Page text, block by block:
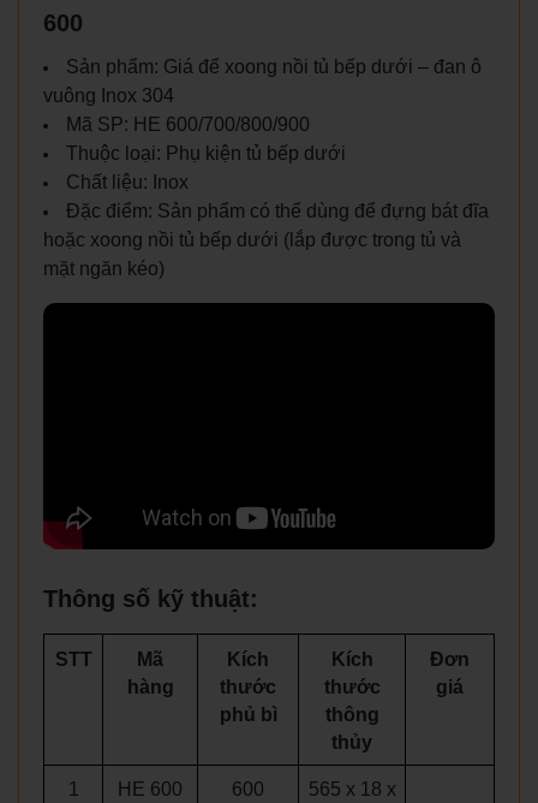
600
Sản phẩm: Giá để xoong nồi tủ bếp dưới – đan ô
vuông Inox 304
Mã SP: HE 600/700/800/900
Thuộc loại: Phụ kiện tủ bếp dưới
Chất liệu: Inox
Đặc điểm: Sản phẩm có thể dùng để đựng bát đĩa
hoặc xoong nồi tủ bếp dưới (lắp được trong tủ và
mặt ngăn kéo)
Thông số kỹ thuật:
STT
Mã
hàng
Kích
thước
phủ bì
Kích
thước
thông
thủy
Đơn
giá
1 HE 600 600
565 x 18 x